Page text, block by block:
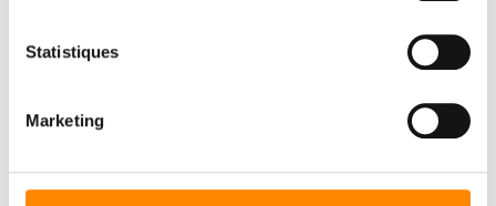
Statistiques
Marketing